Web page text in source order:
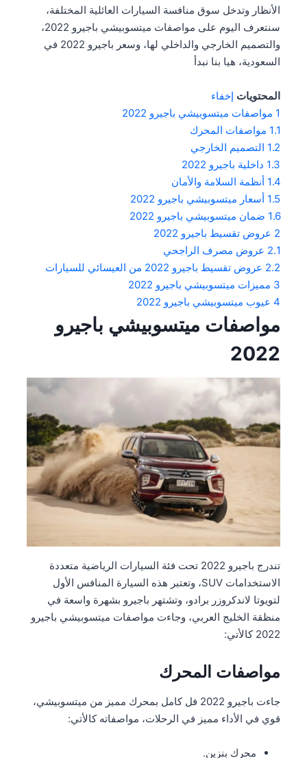
الأنظار وتدخل سوق منافسة السيارات العائلية المختلفة،
سنتعرف اليوم على مواصفات ميتسوبيشي باجيرو 2022،
والتصميم الخارجي والداخلي لها، وسعر باجيرو 2022 في
السعودية، هيا بنا نبدأ
المحتويات إخفاء
1 مواصفات ميتسوبيشي باجيرو 2022
1.1 مواصفات المحرك
1.2 التصميم الخارجي
1.3 داخلية باجيرو 2022
1.4 أنظمة السلامة والأمان
1.5 أسعار ميتسوبيشي باجيرو 2022
1.6 ضمان ميتسوبيشي باجيرو 2022
2 عروض تقسيط باجيرو 2022
2.1 عروض مصرف الراجحي
2.2 عروض تقسيط باجيرو 2022 من العيسائي للسيارات
3 مميزات ميتسوبيشي باجيرو 2022
4 عيوب ميتسوبيشي باجيرو 2022
مواصفات ميتسوبيشي باجيرو
2022
تندرج باجيرو 2022 تحت فئة السيارات الرياضية متعددة
الاستخدامات SUV، وتعتبر هذه السيارة المنافس الأول
لتويوتا لاندكروزر برادو، وتشتهر باجيرو بشهرة واسعة في
منظقة الخليج العربي، وجاءت مواصفات ميتسوبيشي باجيرو
2022 كالأتي:
مواصفات المحرك
جاءت باجيرو 2022 فل كامل بمحرك مميز من ميتسوبيشي،
قوي في الأداء مميز في الرحلات، مواصفاته كالأتي:
محرك بنزين.